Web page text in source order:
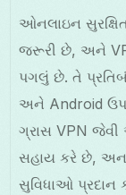
ઓનલાઇન
જરૂરી છે, અને
પગલું છે. તે
અને Android
ગ્રાસ VPN જેવી
સહાય કરે છે,
સુવિધાઓ પ્રદાન